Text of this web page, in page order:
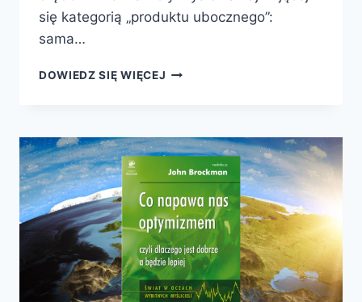
się kategorią „produktu ubocznego”:
sama…
DOWIEDZ SIĘ WIĘCEJ DLACZEGO
(-
ÓW)